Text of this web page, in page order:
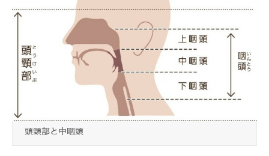
頭頸部と中咽頭